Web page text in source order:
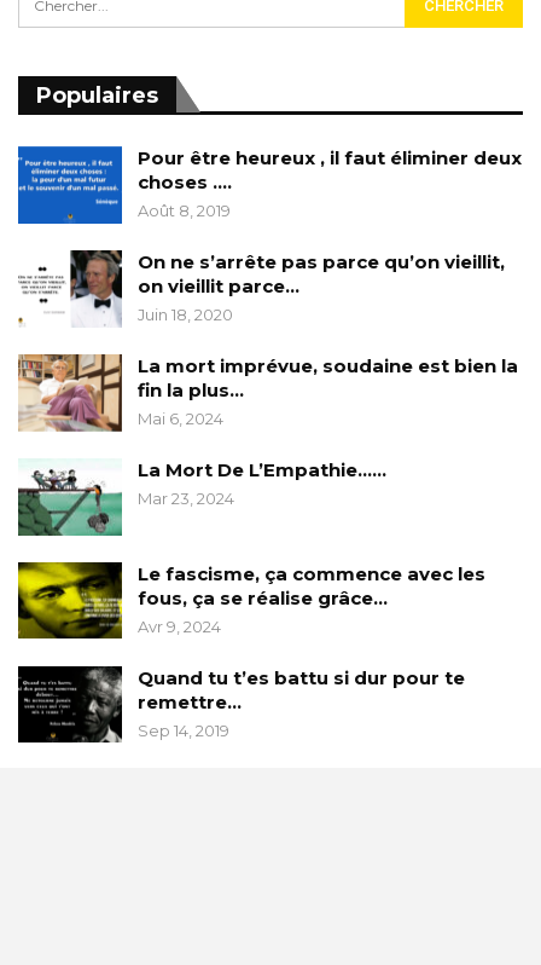
Populaires
Pour être heureux , il faut éliminer deux
choses ….
Août 8, 2019
On ne s’arrête pas parce qu’on vieillit,
on vieillit parce…
Juin 18, 2020
La mort imprévue, soudaine est bien la
fin la plus…
Mai 6, 2024
La Mort De L’Empathie……
Mar 23, 2024
Le fascisme, ça commence avec les
fous, ça se réalise grâce…
Avr 9, 2024
Quand tu t’es battu si dur pour te
remettre…
Sep 14, 2019